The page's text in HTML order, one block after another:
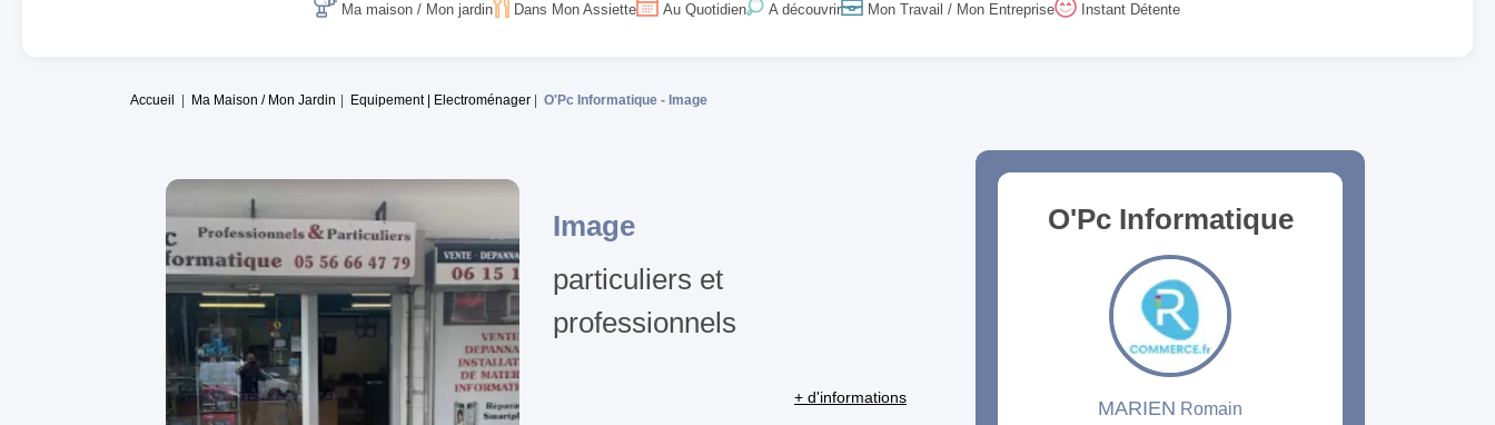
Ma maison / Mon jardin Dans Mon Assiette Au Quotidien A découvrir Mon Travail / Mon Entreprise Instant Détente
Accueil Ma Maison / Mon Jardin Equipement | Electroménager O'Pc Informatique - Image
Image
particuliers et
professionnels
+ d'informations
O'Pc Informatique
MARIEN Romain